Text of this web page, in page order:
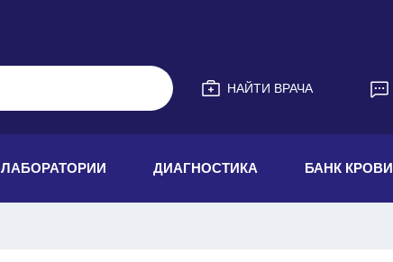
НАЙТИ ВРАЧА
ЛАБОРАТОРИИ ДИАГНОСТИКА БАНК КРОВИ